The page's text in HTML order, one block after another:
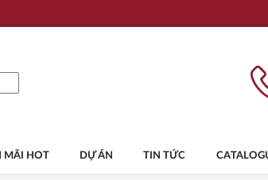
MÃI HOT DỰ ÁN TIN TỨC